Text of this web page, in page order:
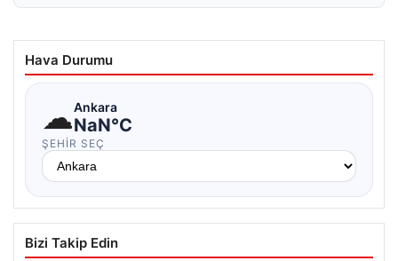
Hava Durumu
☁Ankara
NaN°C
ŞEHIR SEÇ
Bizi Takip Edin